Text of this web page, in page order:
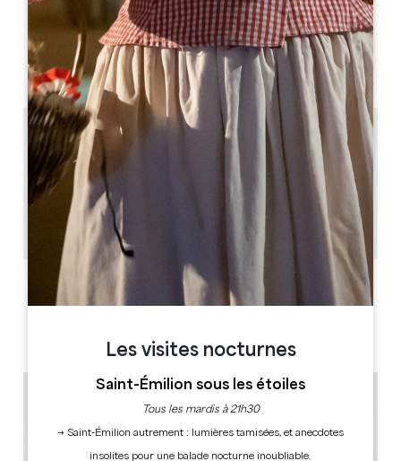
JOURS D'OUVERTURE
L
AM
M
AM
PM
M
AM
PM
J
AM
PM
V S
PM
D
PM
0.55 km
11h30 en Français 16h30 en Anglais
1h
12
1 heure(s) avant la prestation
Copier code GPS
LABELS
Les visites nocturnes
Saint-Émilion sous les étoiles
Tous les mardis à 21h30
→ Saint-Émilion autrement : lumières tamisées, et anecdotes
insolites pour une balade nocturne inoubliable.